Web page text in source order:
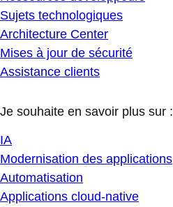
Sujets technologiques
Architecture Center
Mises à jour de sécurité
Assistance clients
Je souhaite en savoir plus sur :
IA
Modernisation des applications
Automatisation
Applications cloud-native